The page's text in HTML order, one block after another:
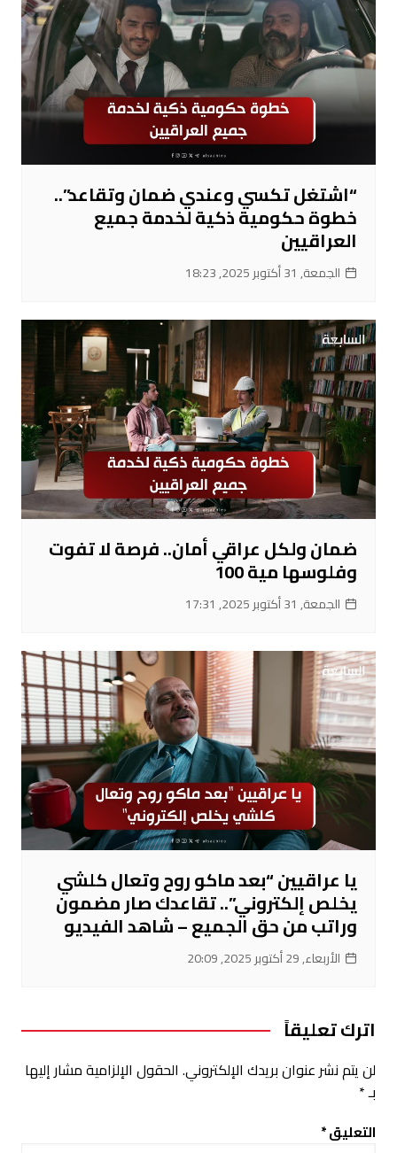
“اشتغل تكسي وعندي ضمان وتقاعد”..
خطوة حكومية ذكية لخدمة جميع
العراقيين
الجمعة, 31 أكتوبر 2025, 18:23
ضمان ولكل عراقي أمان.. فرصة لا تفوت
وفلوسها مية 100
الجمعة, 31 أكتوبر 2025, 17:31
يا عراقيين “بعد ماكو روح وتعال كلشي
يخلص إلكتروني”.. تقاعدك صار مضمون
وراتب من حق الجميع – شاهد الفيديو
الأربعاء, 29 أكتوبر 2025, 20:09
اترك تعليقاً
لن يتم نشر عنوان بريدك الإلكتروني. الحقول الإلزامية مشار إليها
بـ*
التعليق*